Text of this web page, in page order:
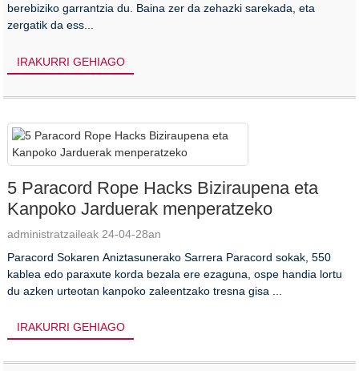
berebiziko garrantzia du. Baina zer da zehazki sarekada, eta
zergatik da ess...
IRAKURRI GEHIAGO
5 Paracord Rope Hacks Biziraupena eta
Kanpoko Jarduerak menperatzeko
administratzaileak 24-04-28an
Paracord Sokaren Aniztasunerako Sarrera Paracord sokak, 550
kablea edo paraxute korda bezala ere ezaguna, ospe handia lortu
du azken urteotan kanpoko zaleentzako tresna gisa ...
IRAKURRI GEHIAGO